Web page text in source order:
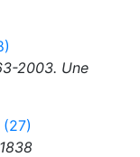
2003. Une